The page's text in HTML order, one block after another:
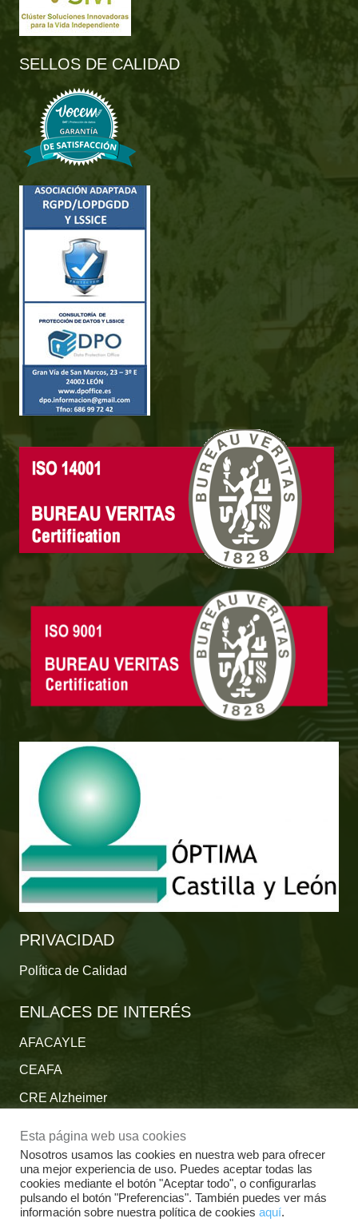
SELLOS DE CALIDAD
PRIVACIDAD
Política de Calidad
ENLACES DE INTERÉS
AFACAYLE
CEAFA
CRE Alzheimer
Fundación Cien
Plataforma del Voluntariado de España
Fundación Por un Mañana sin Alzheimer
Esta página web usa cookies
Nosotros usamos las cookies en nuestra web para ofrecer
una mejor experiencia de uso. Puedes aceptar todas las
cookies mediante el botón "Aceptar todo", o configurarlas
pulsando el botón "Preferencias". También puedes ver más
información sobre nuestra política de cookies aquí.